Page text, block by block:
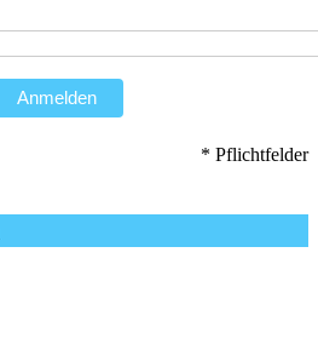
Anmelden
* Pflichtfelder